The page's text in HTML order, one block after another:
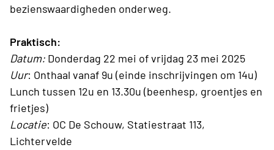
bezienswaardigheden onderweg.
Praktisch:
Datum: Donderdag 22 mei of vrijdag 23 mei 2025
Uur: Onthaal vanaf 9u (einde inschrijvingen om 14u)
Lunch tussen 12u en 13.30u (beenhesp, groentjes en
frietjes)
Locatie: OC De Schouw, Statiestraat 113,
Lichtervelde